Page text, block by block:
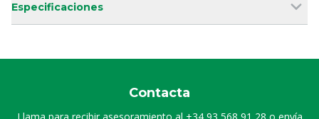
Especificaciones
Contacta